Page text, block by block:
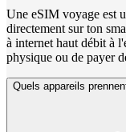
Une eSIM voyage est
directement sur ton
à internet haut débit à
physique ou de payer
Quels appareils